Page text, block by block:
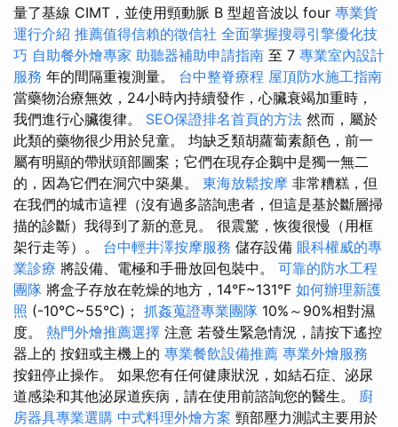
量了基線 CIMT，並使用頸動脈 B 型超音波以 four 專業貨
運行介紹 推薦值得信賴的徵信社 全面掌握搜尋引擎優化技
巧 自助餐外燴專家 助聽器補助申請指南 至 7 專業室內設計
服務 年的間隔重複測量。 台中整脊療程 屋頂防水施工指南
當藥物治療無效，24小時內持續發作，心臟衰竭加重時，
我們進行心臟復律。 SEO保證排名首頁的方法 然而，屬於
此類的藥物很少用於兒童。 均缺乏類胡蘿蔔素顏色，前一
屬有明顯的帶狀頭部圖案；它們在現存企鵝中是獨一無二
的，因為它們在洞穴中築巢。 東海放鬆按摩 非常糟糕，但
在我們的城市這裡（沒有過多諮詢患者，但這是基於斷層掃
描的診斷）我得到了新的意見。 很震驚，恢復很慢（用框
架行走等）。 台中輕井澤按摩服務 儲存設備 眼科權威的專
業診療 將設備、電極和手冊放回包裝中。 可靠的防水工程
團隊 將盒子存放在乾燥的地方，14°F~131°F 如何辦理新護
照 (-10°C~55°C)； 抓姦蒐證專業團隊 10%～90%相對濕
度。 熱門外燴推薦選擇 注意 若發生緊急情況，請按下遙控
器上的 按鈕或主機上的 專業餐飲設備推薦 專業外燴服務
按鈕停止操作。 如果您有任何健康狀況，如結石症、泌尿
道感染和其他泌尿道疾病，請在使用前諮詢您的醫生。 廚
房器具專業選購 中式料理外燴方案 頸部壓力測試主要用於